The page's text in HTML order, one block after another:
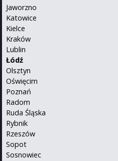
Jaworzno
Katowice
Kielce
Kraków
Lublin
Łódź
Olsztyn
Oświęcim
Poznań
Radom
Ruda Śląska
Rybnik
Rzeszów
Sopot
Sosnowiec